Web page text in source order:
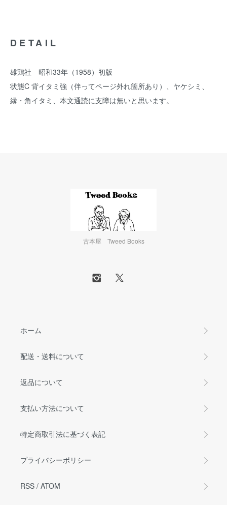
DETAIL
雄鶏社 昭和33年（1958）初版
状態C 背イタミ強（伴ってページ外れ箇所あり）、ヤケシミ、
縁・角イタミ、本文通読に支障は無いと思います。
古本屋 Tweed Books
ホーム
配送・送料について
返品について
支払い方法について
特定商取引法に基づく表記
プライバシーポリシー
RSS / ATOM